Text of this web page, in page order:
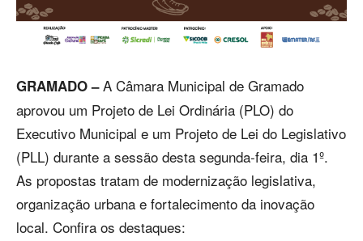
GRAMADO –A Câmara Municipal de Gramado
aprovou um Projeto de Lei Ordinária (PLO) do
Executivo Municipal e um Projeto de Lei do Legislativo
(PLL) durante a sessão desta segunda-feira, dia 1º.
As propostas tratam de modernização legislativa,
organização urbana e fortalecimento da inovação
local. Confira os destaques: